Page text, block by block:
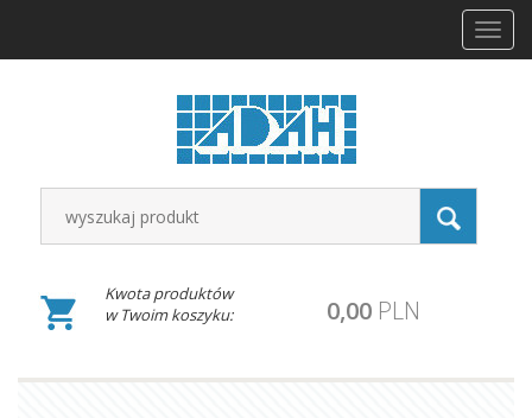
Kwota produktów
w Twoim koszyku:
0,00PLN